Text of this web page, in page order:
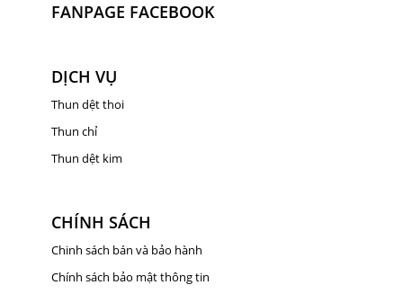
FANPAGE FACEBOOK
DỊCH VỤ
Thun dệt thoi
Thun chỉ
Thun dệt kim
CHÍNH SÁCH
Chinh sách bán và bảo hành
Chính sách bảo mật thông tin